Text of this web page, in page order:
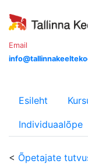
Email
Esileht
Individuaalõpe
< Õpetajate